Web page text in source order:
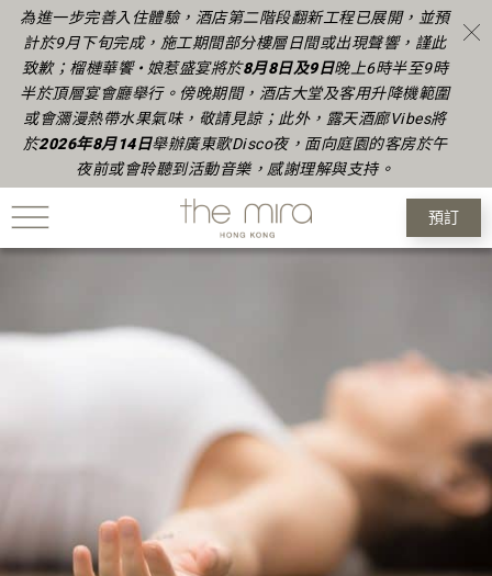
預訂
為進一步完善入住體驗，酒店第二階段翻新工程已展開，並預
計於9月下旬完成， 施工期間部分樓層日間或出現聲響，謹此
致歉；榴槤華饗 • 娘惹盛宴將於8月8日及9日晚上6時半至9時
半於頂層宴會廳舉行。傍晚期間，酒店大堂及客用升降機範圍
或會瀰漫熱帶水果氣味，敬請見諒；此外，露天酒廊Vibes將
於2026年8月14日舉辦廣東歌Disco夜，面向庭園的客房於午
夜前或會聆聽到活動音樂，感謝理解與支持。